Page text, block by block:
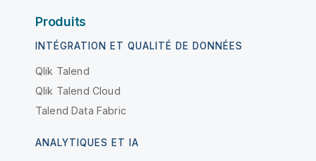
Produits
INTÉGRATION ET QUALITÉ DE DONNÉES
Qlik Talend
Qlik Talend Cloud
Talend Data Fabric
ANALYTIQUES ET IA